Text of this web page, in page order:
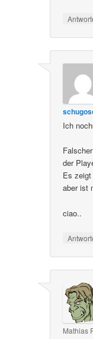
Ich
der
Es
aber ist
ciao..
Mathias